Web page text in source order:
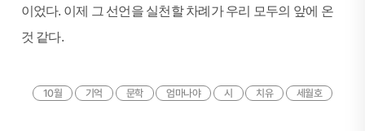
이었다. 이제 그 선언을 실천할 차례가 우리 모두의 앞에 온
것 같다.
10월 기억 문학 엄마나야 시 치유 세월호